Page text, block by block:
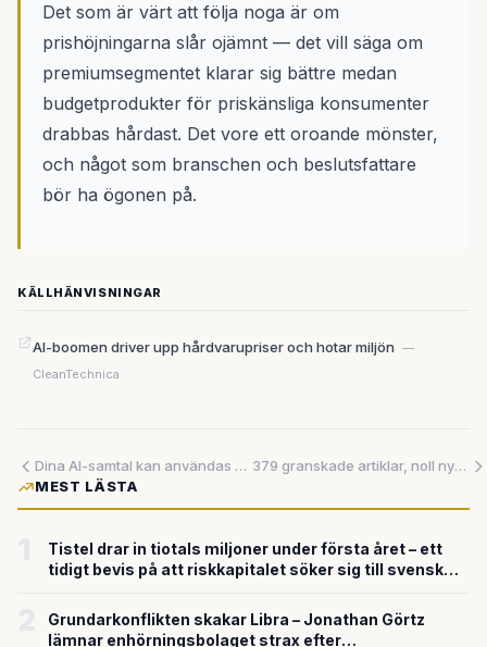
Det som är värt att följa noga är om
prishöjningarna slår ojämnt — det vill säga om
premiumsegmentet klarar sig bättre medan
budgetprodukter för priskänsliga konsumenter
drabbas hårdast. Det vore ett oroande mönster,
och något som branschen och beslutsfattare
bör ha ögonen på.
KÄLLHÄNVISNINGAR
AI-boomen driver upp hårdvarupriser och hotar miljön —
CleanTechnica
Dina AI-samtal kan användas mot dig i rätten — nu har det hänt för första gången
379 granskade artiklar, noll nyheter – och det säger allt om AI-journalistikens tillstånd
MEST LÄSTA
Tistel drar in tiotals miljoner under första året – ett
tidigt bevis på att riskkapitalet söker sig till svensk
Grundarkonflikten skakar Libra – Jonathan Görtz
lämnar enhörningsbolaget strax efter